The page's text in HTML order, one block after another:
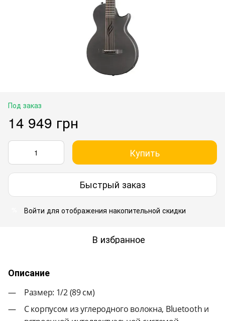
Под заказ
14 949 грн
Купить
Быстрый заказ
Войти для отображения накопительной скидки
В избранное
Описание
Размер: 1/2 (89 см)
С корпусом из углеродного волокна, Bluetooth и